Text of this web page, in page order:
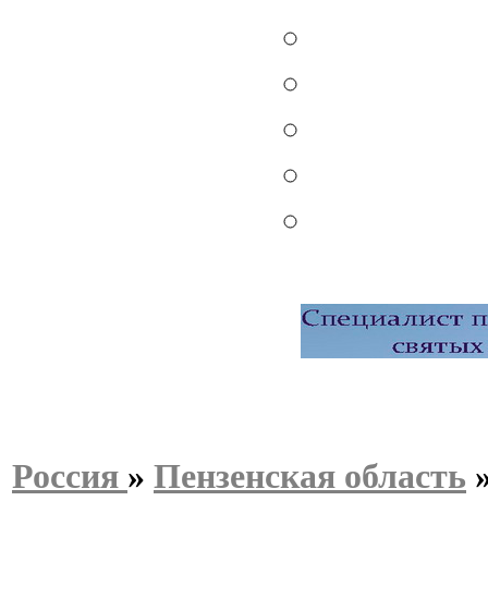
Россия » Пензенская область